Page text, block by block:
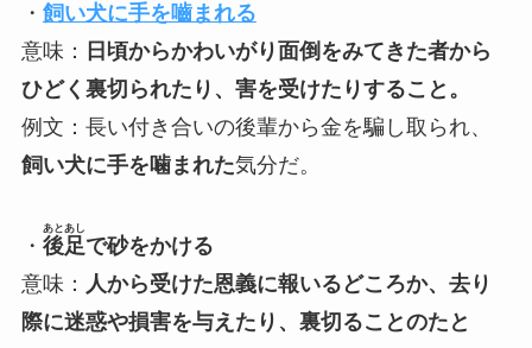
・ 飼い犬に手を嚙まれる
意味： 日頃からかわいがり面倒をみてきた者から
ひどく裏切られたり、害を受けたりすること。
例文：長い付き合いの後輩から金を騙し取られ、
飼い犬に手を噛まれた気分だ。
・ 後足
あとあし
で砂をかける
意味： 人から受けた恩義に報いるどころか、去り
際に迷惑や損害を与えたり、裏切ることのたと